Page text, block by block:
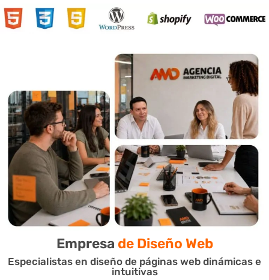
Empresa de Diseño Web
Especialistas en diseño de páginas web dinámicas e
intuitivas